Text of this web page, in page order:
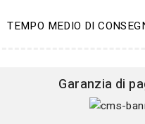
TEMPO MEDIO DI
Garanzia di